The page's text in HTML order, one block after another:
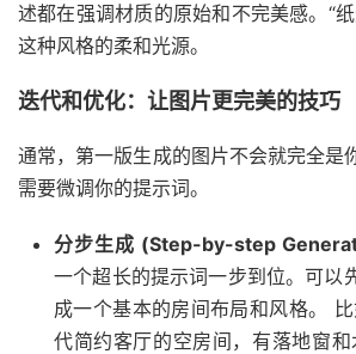
述都在强调材质的原始和不完美感。“
这种风格的柔和光源。
迭代和优化：让图片更完美的技巧
通常，第一版生成的图片不会就完全是
需要微调你的提示词。
分步生成 (Step-by-step
一个超长的提示词一步到位。可以
成一个基本的房间布局和风格。
代简约客厅的空房间，有落地窗和